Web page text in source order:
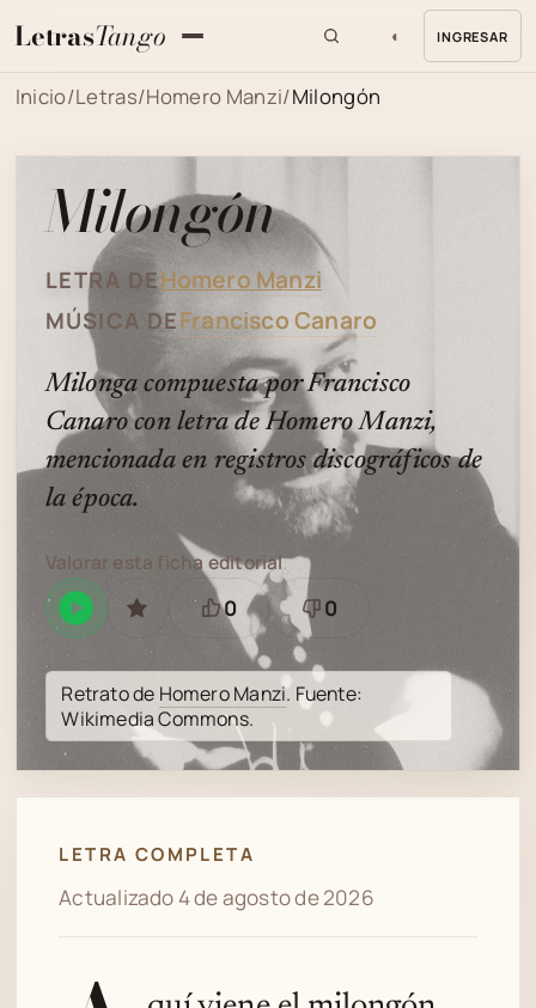
LetrasTango ◐ INGRESAR
Inicio/Letras/Homero Manzi/Milongón
Milongón
LETRA DEHomero Manzi
MÚSICA DEFrancisco Canaro
Milonga compuesta por Francisco
Canaro con letra de Homero Manzi,
mencionada en registros discográficos de
la época.
Reproducir
Spotify
GUARDAR
Valorar esta ficha editorial
Está
bien
0
Necesita
0
Retrato de Homero Manzi. Fuente:
Wikimedia Commons.
LETRA COMPLETA
Actualizado 4 de agosto de 2026